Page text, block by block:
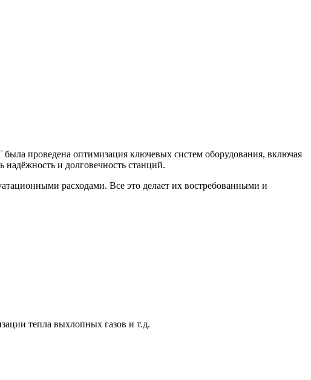
проведена оптимизация ключевых систем оборудования, включая
надёжность и долговечность станций.
расходами. Все это делает их востребованными и
тепла выхлопных газов и т.д.